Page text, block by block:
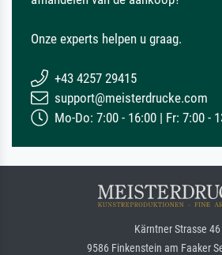
Onze experts helpen u graag.
+43 4257 29415
support@meisterdrucke.com
Mo-Do: 7:00 - 16:00 | Fr: 7:00 -
Kärntner Strasse 46
9586 Finkenstein am Faaker